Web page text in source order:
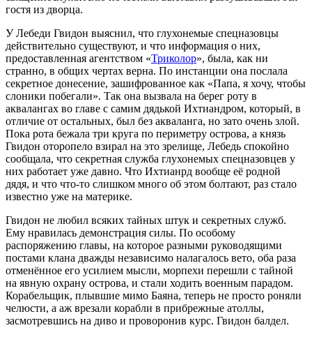
гостя из дворца.
У Лебеди Гвидон выяснил, что глухонемые спецназовцы
действительно существуют, и что информация о них,
предоставленная агентством «Триколор», была, как ни
странно, в общих чертах верна. По инстанции она послала
секретное донесение, зашифрованное как «Папа, я хочу, чтобы
слоники побегали». Так она вызвала на берег роту в
аквалангах во главе с самим дядькой Ихтиандром, который, в
отличие от остальных, был без акваланга, но зато очень злой.
Пока рота бежала три круга по периметру острова, а князь
Гвидон оторопело взирал на это зрелище, Лебедь спокойно
сообщала, что секретная служба глухонемых спецназовцев у
них работает уже давно. Что Ихтианрд вообще её родной
дядя, и что что-то слишком много об этом болтают, раз стало
известно уже на материке.
Гвидон не любил всяких тайных штук и секретных служб.
Ему нравилась демонстрация силы. По особому
распоряжению главы, на которое разными руководящими
постами клана дважды независимо налагалось вето, оба раза
отменённое его усилием мысли, морпехи перешли с тайной
на явную охрану острова, и стали ходить военным парадом.
Корабельщик, плывшие мимо Баяна, теперь не просто роняли
челюсти, а аж врезали корабли в прибрежные атоллы,
засмотревшись на диво и проворонив курс. Гвидон балдел.